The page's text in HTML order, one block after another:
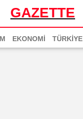
GAZETTE
EKONOMİ TÜRKİYE